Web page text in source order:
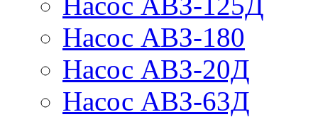
Насос АВЗ-180
Насос АВЗ-20Д
Насос АВЗ-63Д